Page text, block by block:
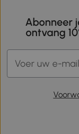
Abonneer
ontvang